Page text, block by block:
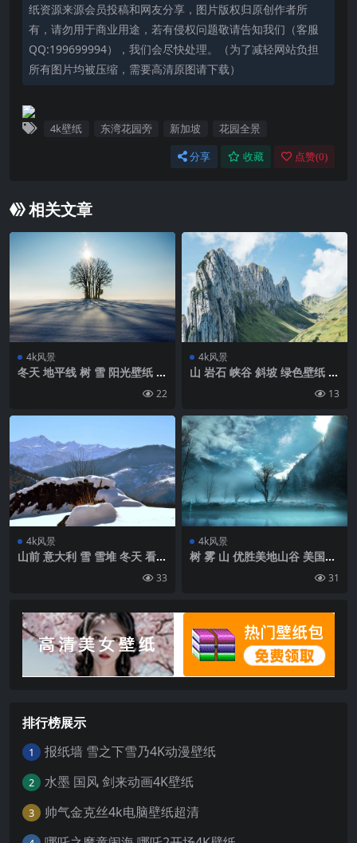
纸资源来源会员投稿和网友分享，图片版权归原创作者所
有，请勿用于商业用途，若有侵权问题敬请告知我们（客服
QQ:199699994），我们会尽快处理。（为了减轻网站负担
所有图片均被压缩，需要高清原图请下载）
4k壁纸 东湾花园旁 新加坡 花园全景
分享 收藏 点赞(0)
相关文章
4k风景
冬天 地平线 树 雪 阳光壁纸 背
22
4k风景
山 岩石 峡谷 斜坡 绿色壁纸 背
13
4k风景
山前 意大利 雪 雪堆 冬天 看
33
4k风景
树 雾 山 优胜美地山谷 美国壁
31
排行榜展示
1 报纸墙 雪之下雪乃4K动漫壁纸
2 水墨 国风 剑来动画4K壁纸
3 帅气金克丝4k电脑壁纸超清